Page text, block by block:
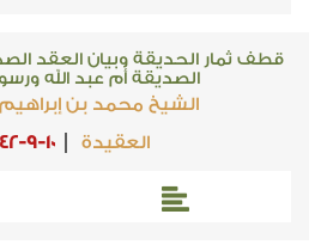
قطف ثمار الحديقة وبيان العقد
الصديقة أم عبد الله
الشيخ محمد بن
العقيدة
9-10